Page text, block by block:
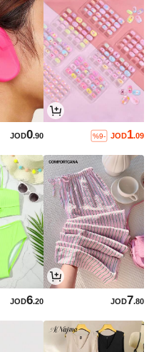
JOD1.09
%9-
JOD0.90
JOD7.80
JOD6.20